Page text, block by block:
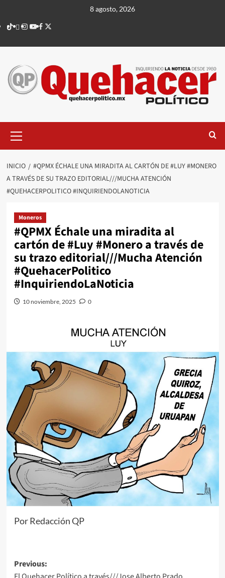
contenido
8 agosto, 2026
TikTok
threads
Instagram
Youtube
Facebook
X
principal
INICIO
#QPMX ÉCHALE UNA MIRADITA AL CARTÓN DE #LUY #MONERO
A TRAVÉS DE SU TRAZO EDITORIAL///MUCHA ATENCIÓN
#QUEHACERPOLITICO #INQUIRIENDOLANOTICIA
Moneros
#QPMX Échale una miradita al
cartón de #Luy #Monero a través de
su trazo editorial///Mucha Atención
#QuehacerPolitico
#InquiriendoLaNoticia
10 noviembre, 2025 0
Por Redacción QP
Post
Previous: